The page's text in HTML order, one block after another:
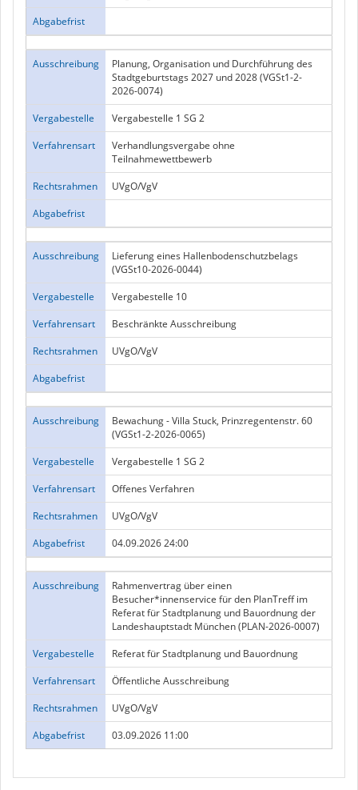
Abgabefrist
Ausschreibung
Planung, Organisation und Durchführung des
Stadtgeburtstags 2027 und 2028 (VGSt1-2-
2026-0074)
Vergabestelle
Vergabestelle 1 SG 2
Verfahrensart
Verhandlungsvergabe ohne
Teilnahmewettbewerb
Rechtsrahmen
UVgO/VgV
Abgabefrist
Ausschreibung
Lieferung eines Hallenbodenschutzbelags
(VGSt10-2026-0044)
Vergabestelle
Vergabestelle 10
Verfahrensart
Beschränkte Ausschreibung
Rechtsrahmen
UVgO/VgV
Abgabefrist
Ausschreibung
Bewachung - Villa Stuck, Prinzregentenstr. 60
(VGSt1-2-2026-0065)
Vergabestelle
Vergabestelle 1 SG 2
Verfahrensart
Offenes Verfahren
Rechtsrahmen
UVgO/VgV
Abgabefrist
04.09.2026 24:00
Ausschreibung
Rahmenvertrag über einen
Besucher*innenservice für den PlanTreff im
Referat für Stadtplanung und Bauordnung der
Landeshauptstadt München (PLAN-2026-0007)
Vergabestelle
Referat für Stadtplanung und Bauordnung
Verfahrensart
Öffentliche Ausschreibung
Rechtsrahmen
UVgO/VgV
Abgabefrist
03.09.2026 11:00